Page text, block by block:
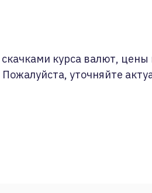
курса валют,
уточняйте